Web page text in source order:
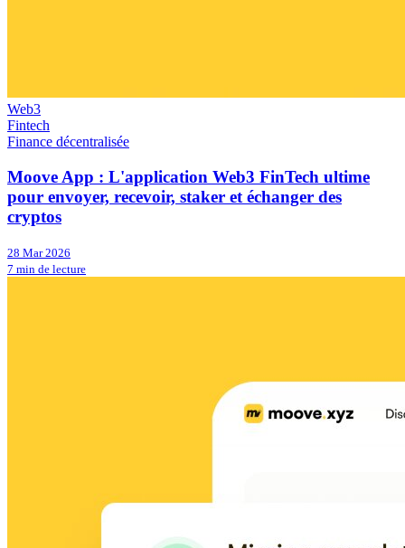
Web3
Fintech
Finance décentralisée
Moove App : L'application Web3 FinTech ultime
pour envoyer, recevoir, staker et échanger des
cryptos
28 Mar 2026
7 min de lecture